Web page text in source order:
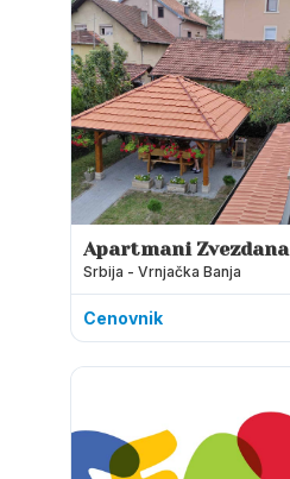
Apartmani Zvezdana
Srbija - Vrnjačka Banja
Cenovnik